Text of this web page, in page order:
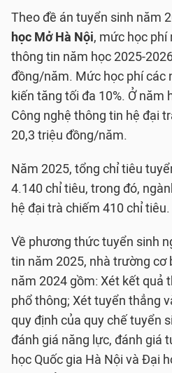
Theo đề án tuyển sinh năm
học Mở Hà Nội, mức học phí
thông tin năm học 2025-
đồng/năm. Mức học phí các
kiến tăng tối đa 10%. Ở năm
Công nghệ thông tin hệ đại
20,3 triệu đồng/năm.
Năm 2025, tổng chỉ tiêu
4.140 chỉ tiêu, trong đó,
hệ đại trà chiếm 410 chỉ tiêu.
Về phương thức tuyển sinh
tin năm 2025, nhà trường cơ
năm 2024 gồm: Xét kết quả
phổ thông; Xét tuyển thẳng
quy định của quy chế tuyển
đánh giá năng lực, đánh giá
học Quốc gia Hà Nội và Đại